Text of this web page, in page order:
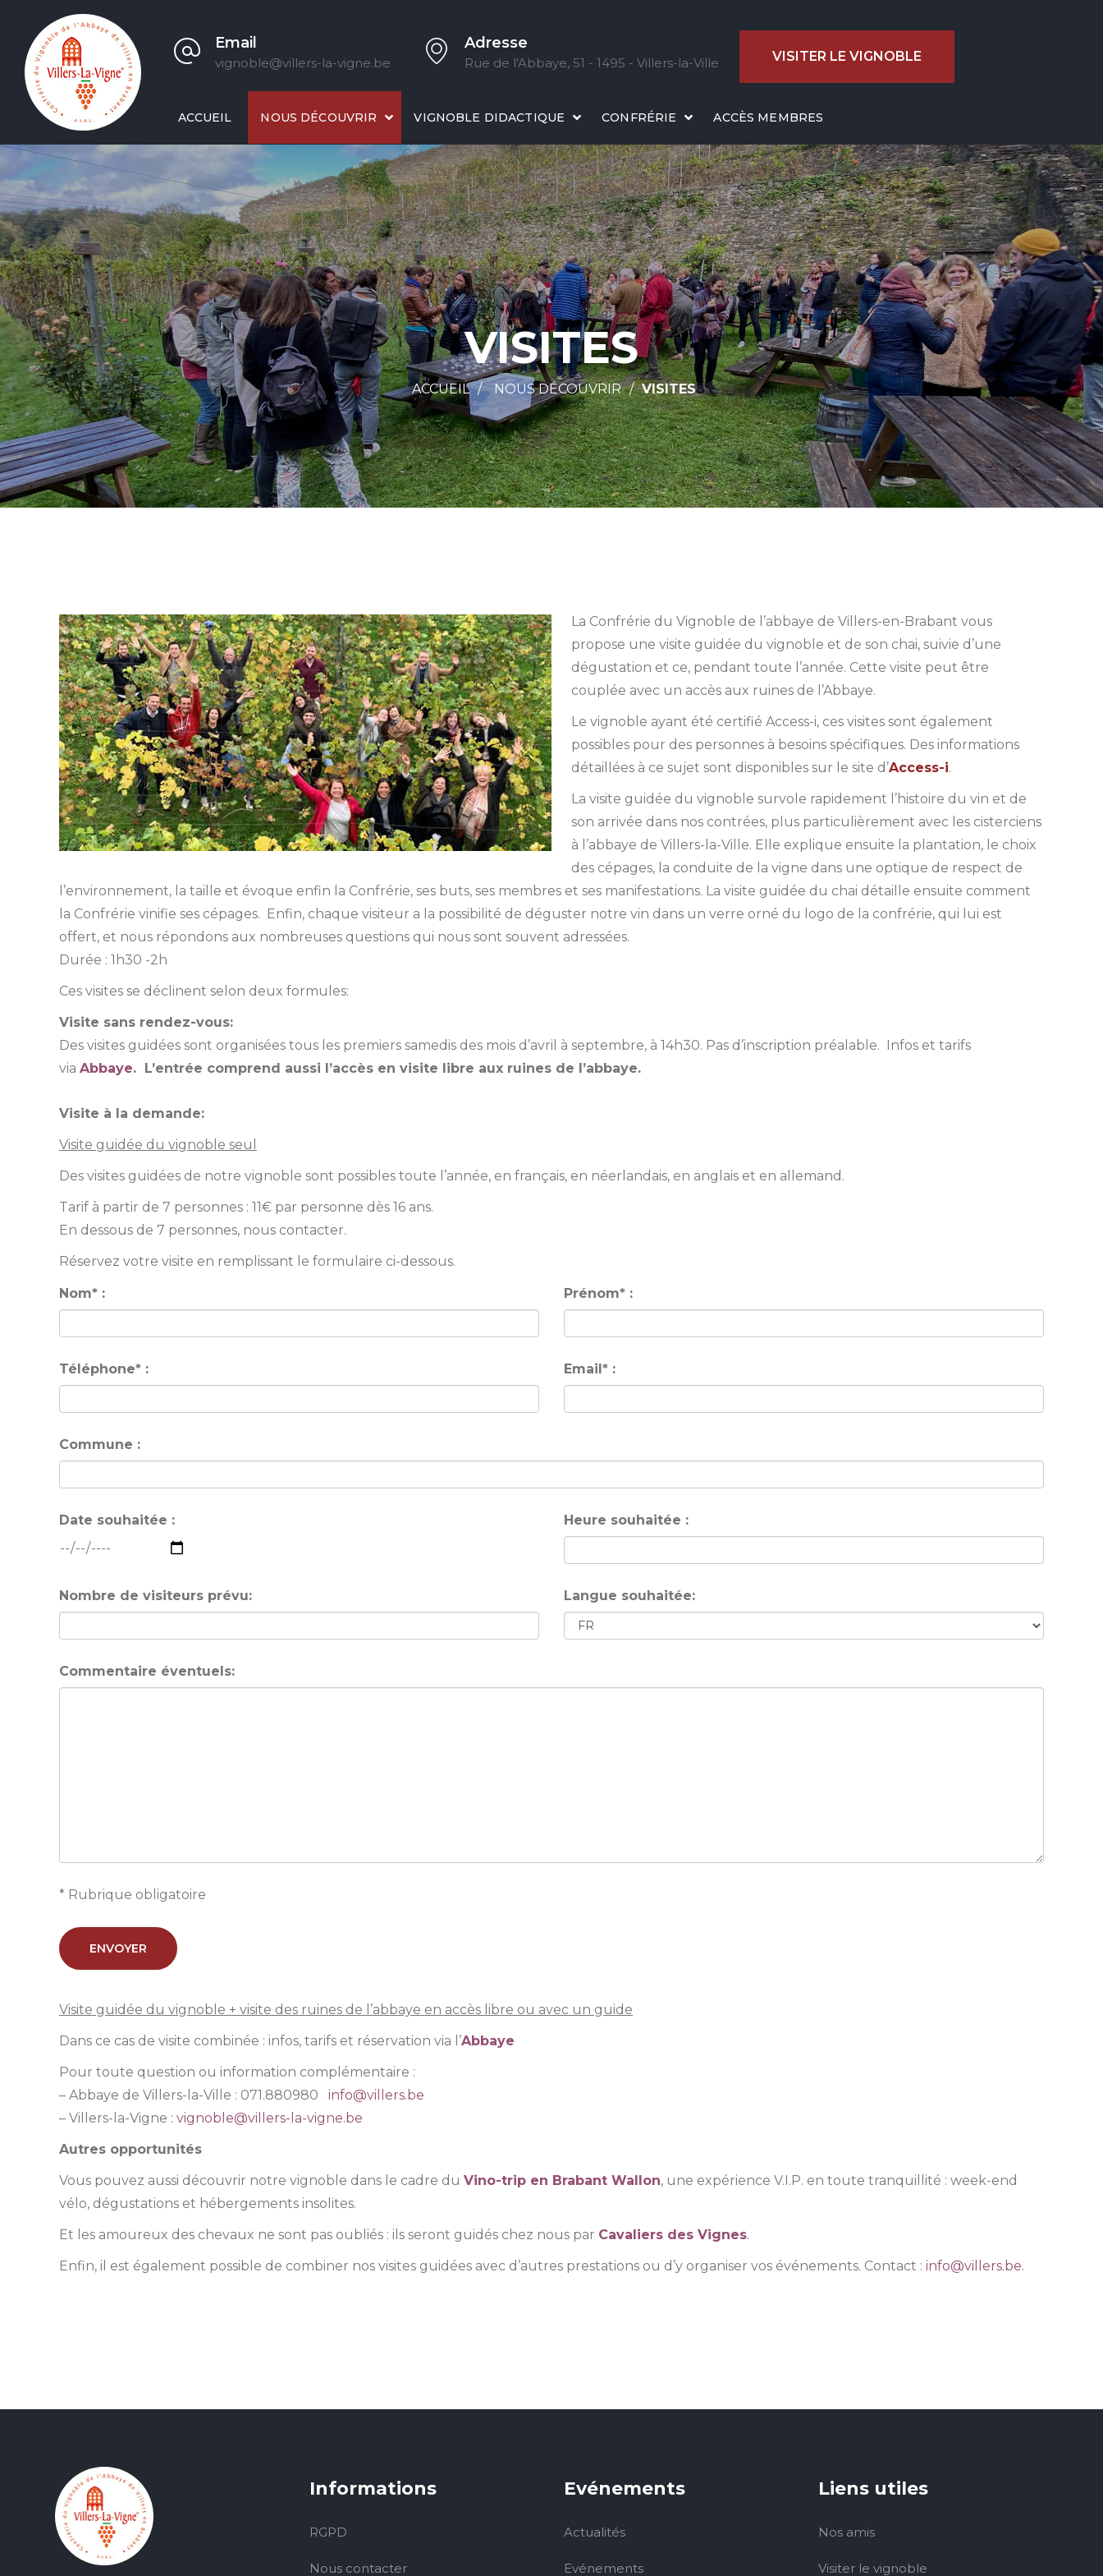
Email
vignoble@villers-la-vigne.be
Adresse
Rue de l'Abbaye, 51 - 1495 - Villers-la-Ville VISITER LE VIGNOBLE
ACCUEIL NOUS DÉCOUVRIR VIGNOBLE DIDACTIQUE CONFRÉRIE ACCÈS MEMBRES
VISITES
ACCUEIL NOUS DÉCOUVRIR VISITES
La Confrérie du Vignoble de l’abbaye de Villers-en-Brabant vous
propose une visite guidée du vignoble et de son chai, suivie d’une
dégustation et ce, pendant toute l’année. Cette visite peut être
couplée avec un accès aux ruines de l’Abbaye.
Le vignoble ayant été certifié Access-i, ces visites sont également
possibles pour des personnes à besoins spécifiques. Des informations
détaillées à ce sujet sont disponibles sur le site d’Access-i.
La visite guidée du vignoble survole rapidement l’histoire du vin et de
son arrivée dans nos contrées, plus particulièrement avec les cisterciens
à l’abbaye de Villers-la-Ville. Elle explique ensuite la plantation, le choix
des cépages, la conduite de la vigne dans une optique de respect de
l’environnement, la taille et évoque enfin la Confrérie, ses buts, ses membres et ses manifestations. La visite guidée du chai détaille ensuite comment
la Confrérie vinifie ses cépages. Enfin, chaque visiteur a la possibilité de déguster notre vin dans un verre orné du logo de la confrérie, qui lui est
offert, et nous répondons aux nombreuses questions qui nous sont souvent adressées.
Durée : 1h30 -2h
Ces visites se déclinent selon deux formules:
Visite sans rendez-vous:
Des visites guidées sont organisées tous les premiers samedis des mois d’avril à septembre, à 14h30. Pas d’inscription préalable. Infos et tarifs
via Abbaye. L’entrée comprend aussi l’accès en visite libre aux ruines de l’abbaye.
Visite à la demande:
Visite guidée du vignoble seul
Des visites guidées de notre vignoble sont possibles toute l’année, en français, en néerlandais, en anglais et en allemand.
Tarif à partir de 7 personnes : 11€ par personne dès 16 ans.
En dessous de 7 personnes, nous contacter.
Réservez votre visite en remplissant le formulaire ci-dessous.
Nom* : Prénom* :
Téléphone* : Email* :
Commune :
Date souhaitée : Heure souhaitée :
Nombre de visiteurs prévu: Langue souhaitée:
Commentaire éventuels:
* Rubrique obligatoire
Visite guidée du vignoble + visite des ruines de l’abbaye en accès libre ou avec un guide
Dans ce cas de visite combinée : infos, tarifs et réservation via l’Abbaye
Pour toute question ou information complémentaire :
– Abbaye de Villers-la-Ville : 071.880980 info@villers.be
– Villers-la-Vigne : vignoble@villers-la-vigne.be
Autres opportunités
Vous pouvez aussi découvrir notre vignoble dans le cadre du Vino-trip en Brabant Wallon, une expérience V.I.P. en toute tranquillité : week-end
vélo, dégustations et hébergements insolites.
Et les amoureux des chevaux ne sont pas oubliés : ils seront guidés chez nous par Cavaliers des Vignes.
Enfin, il est également possible de combiner nos visites guidées avec d’autres prestations ou d’y organiser vos événements. Contact : info@villers.be.
Informations
RGPD
Nous contacter
Evénements
Actualités
Evénements
Liens utiles
Nos amis
Visiter le vignoble